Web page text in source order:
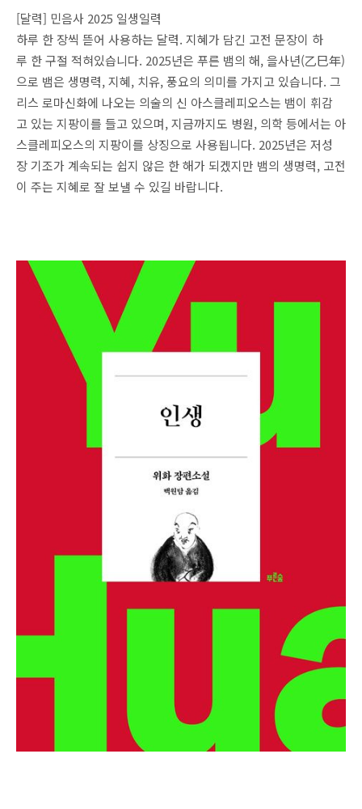
[달력] 민음사 2025 일생일력
하루 한 장씩 뜯어 사용하는 달력. 지혜가 담긴 고전 문장이 하
루 한 구절 적혀있습니다. 2025년은 푸른 뱀의 해, 을사년(乙巳年)
으로 뱀은 생명력, 지혜, 치유, 풍요의 의미를 가지고 있습니다. 그
리스 로마신화에 나오는 의술의 신 아스클레피오스는 뱀이 휘감
고 있는 지팡이를 들고 있으며, 지금까지도 병원, 의학 등에서는 아
스클레피오스의 지팡이를 상징으로 사용됩니다. 2025년은 저성
장 기조가 계속되는 쉽지 않은 한 해가 되겠지만 뱀의 생명력, 고전
이 주는 지혜로 잘 보낼 수 있길 바랍니다.